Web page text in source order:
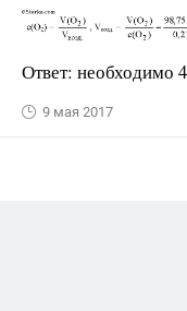
Ответ: необходимо
9 мая 2017